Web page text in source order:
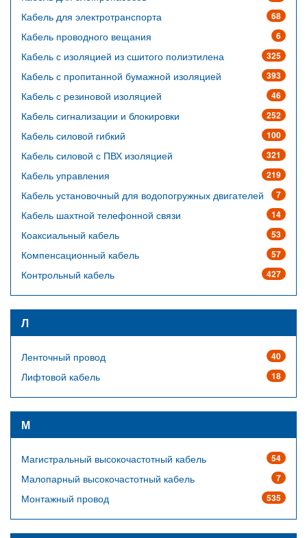
68
Кабель для электротранспорта
6
Кабель проводного вещания
325
Кабель с изоляцией из сшитого полиэтилена
393
Кабель с пропитанной бумажной изоляцией
46
Кабель с резиновой изоляцией
252
Кабель сигнализации и блокировки
100
Кабель силовой гибкий
321
Кабель силовой с ПВХ изоляцией
219
Кабель управления
7
Кабель установочный для водопогружных двигателей
14
Кабель шахтной телефонной связи
53
Коаксиальный кабель
57
Компенсационный кабель
427
Контрольный кабель
Л
40
Ленточный провод
18
Лифтовой кабель
М
54
Магистральный высокочастотный кабель
7
Малопарный высокочастотный кабель
535
Монтажный провод